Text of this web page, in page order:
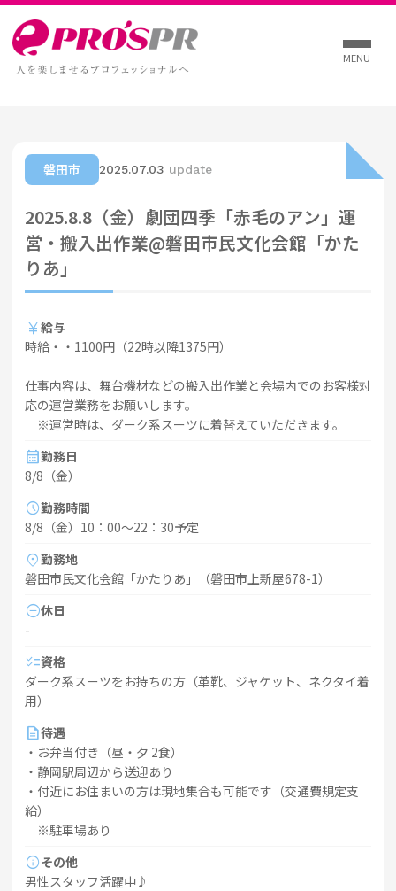
MENU
磐田市 2025.07.03 update
2025.8.8（金）劇団四季「赤毛のアン」運
営・搬入出作業@磐田市民文化会館「かた
りあ」
currency_yen給与
時給・・1100円（22時以降1375円）
仕事内容は、舞台機材などの搬入出作業と会場内でのお客様対
応の運営業務をお願いします。
※運営時は、ダーク系スーツに着替えていただきます。
calendar_month勤務日
8/8（金）
schedule勤務時間
8/8（金）10：00～22：30予定
location_on勤務地
磐田市民文化会館「かたりあ」（磐田市上新屋678-1）
do_not_disturb_on休日
-
checklist資格
ダーク系スーツをお持ちの方（革靴、ジャケット、ネクタイ着
用）
description待遇
・お弁当付き（昼・夕 2食）
・静岡駅周辺から送迎あり
・付近にお住まいの方は現地集合も可能です（交通費規定支
給）
※駐車場あり
infoその他
男性スタッフ活躍中♪